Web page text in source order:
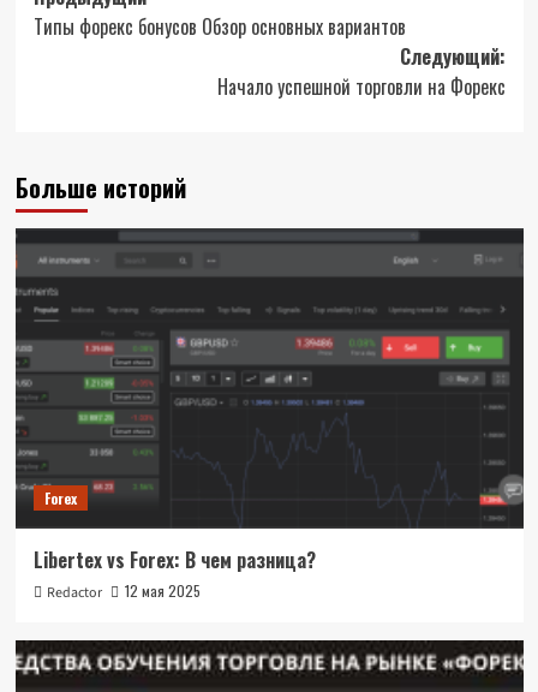
записи
Типы форекс бонусов Обзор основных вариантов
Следующий:
Начало успешной торговли на Форекс
Больше историй
Forex
Libertex vs Forex: В чем разница?
Redactor 12 мая 2025